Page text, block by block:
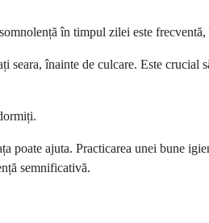
în timpul zilei este
seara, înainte de culcare. Este
poate ajuta. Practicarea unei bune
semnificativă.